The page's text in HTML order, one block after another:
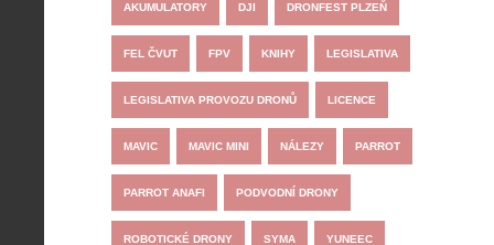
AKUMULATORY DJI DRONFEST PLZEŇ
FEL ČVUT FPV KNIHY LEGISLATIVA
LEGISLATIVA PROVOZU DRONŮ LICENCE
MAVIC MAVIC MINI NÁLEZY PARROT
PARROT ANAFI PODVODNÍ DRONY
ROBOTICKÉ DRONY SYMA YUNEEC